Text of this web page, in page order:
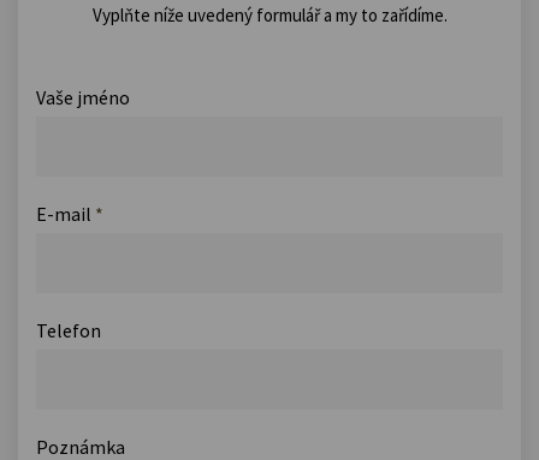
Vyplňte níže uvedený formulář a my to zařídíme.
Vaše jméno
E-mail *
Telefon
Poznámka